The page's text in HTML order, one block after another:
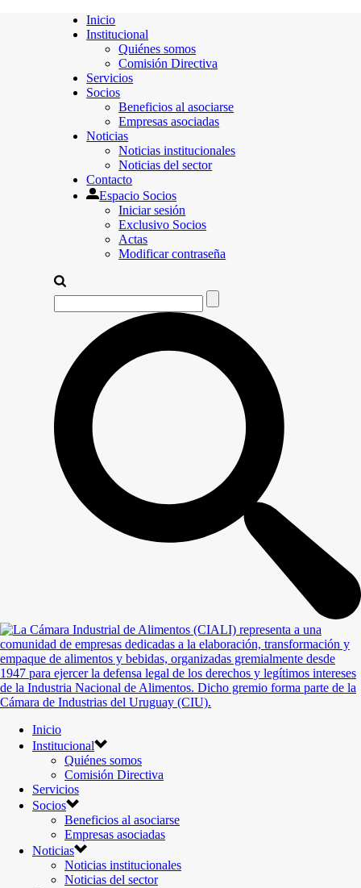
Inicio
Institucional
Quiénes somos
Comisión Directiva
Servicios
Socios
Beneficios al asociarse
Empresas asociadas
Noticias
Noticias institucionales
Noticias del sector
Contacto
Espacio Socios
Iniciar sesión
Exclusivo Socios
Actas
Modificar contraseña
Inicio
Institucional
Quiénes somos
Comisión Directiva
Servicios
Socios
Beneficios al asociarse
Empresas asociadas
Noticias
Noticias institucionales
Noticias del sector